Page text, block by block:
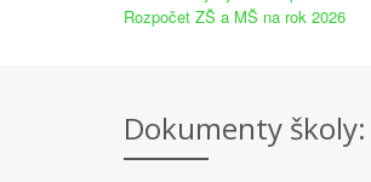
Rozpočet ZŠ a MŠ na rok 2026
Dokumenty školy: